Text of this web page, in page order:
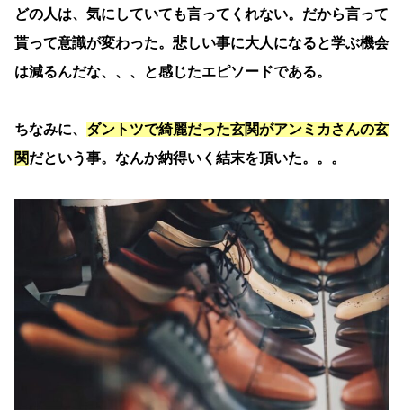
どの人は、気にしていても言ってくれない。だから言って
貰って意識が変わった。悲しい事に大人になると学ぶ機会
は減るんだな、、、と感じたエピソードである。
ちなみに、 ダントツで綺麗だった玄関がアンミカさんの玄
関だという事。なんか納得いく結末を頂いた。。。